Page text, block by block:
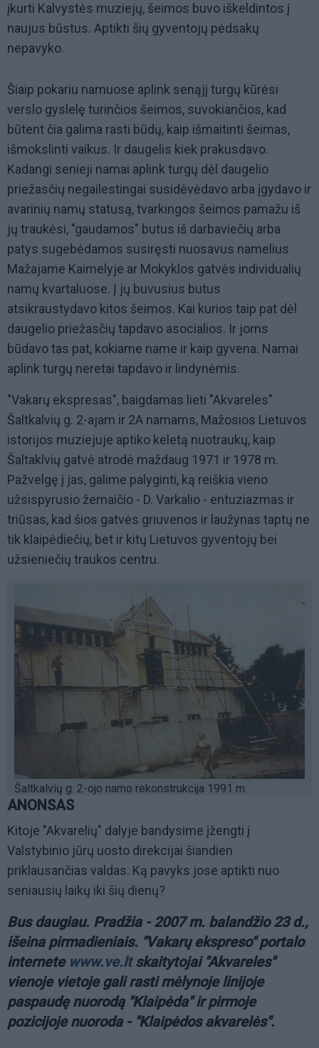
įkurti Kalvystės muziejų, šeimos buvo iškeldintos į
naujus būstus. Aptikti šių gyventojų pėdsakų
nepavyko.
Šiaip pokariu namuose aplink senąjį turgų kūrėsi
verslo gyslelę turinčios šeimos, suvokiančios, kad
būtent čia galima rasti būdų, kaip išmaitinti šeimas,
išmokslinti vaikus. Ir daugelis kiek prakusdavo.
Kadangi senieji namai aplink turgų dėl daugelio
priežasčių negailestingai susidėvėdavo arba įgydavo ir
avarinių namų statusą, tvarkingos šeimos pamažu iš
jų traukėsi, "gaudamos" butus iš darbaviečių arba
patys sugebėdamos susiręsti nuosavus namelius
Mažajame Kaimelyje ar Mokyklos gatvės individualių
namų kvartaluose. Į jų buvusius butus
atsikraustydavo kitos šeimos. Kai kurios taip pat dėl
daugelio priežasčių tapdavo asocialios. Ir joms
būdavo tas pat, kokiame name ir kaip gyvena. Namai
aplink turgų neretai tapdavo ir lindynėmis.
"Vakarų ekspresas", baigdamas lieti "Akvareles"
Šaltkalvių g. 2-ajam ir 2A namams, Mažosios Lietuvos
istorijos muziejuje aptiko keletą nuotraukų, kaip
Šaltaklvių gatvė atrodė maždaug 1971 ir 1978 m.
Pažvelgę į jas, galime palyginti, ką reiškia vieno
užsispyrusio žemaičio - D. Varkalio - entuziazmas ir
triūsas, kad šios gatvės griuvenos ir laužynas taptų ne
tik klaipėdiečių, bet ir kitų Lietuvos gyventojų bei
užsieniečių traukos centru.
Šaltkalvių g. 2-ojo namo rekonstrukcija 1991 m.
ANONSAS
Kitoje "Akvarelių" dalyje bandysime įžengti į
Valstybinio jūrų uosto direkcijai šiandien
priklausančias valdas. Ką pavyks jose aptikti nuo
seniausių laikų iki šių dienų?
Bus daugiau. Pradžia - 2007 m. balandžio 23 d.,
išeina pirmadieniais. "Vakarų ekspreso" portalo
internete www.ve.ltskaitytojai "Akvareles"
vienoje vietoje gali rasti mėlynoje linijoje
paspaudę nuorodą "Klaipėda" ir pirmoje
pozicijoje nuoroda - "Klaipėdos akvarelės".